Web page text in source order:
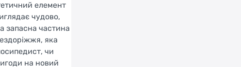
елемент
чудово,
запасна частина
яка
чи
на новий